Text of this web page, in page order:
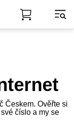
Českem. Ověřte si
číslo a my se